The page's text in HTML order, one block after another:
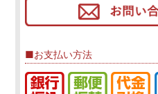
■お支払い方法